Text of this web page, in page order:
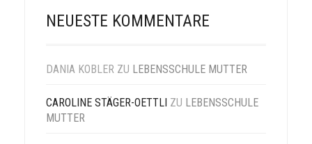
NEUESTE KOMMENTARE
DANIA KOBLER ZU LEBENSSCHULE MUTTER
CAROLINE STÄGER-OETTLI ZU LEBENSSCHULE
MUTTER